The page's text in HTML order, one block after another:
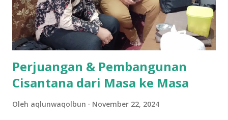
dengan total produksi mencapai 28.966 ton. Daerah ini
dikenal dengan pertanian yang beragam dan kualitas ubi
jalar yang baik, sehingga mampu bersaing dengan ...
Perjuangan & Pembangunan
Cisantana dari Masa ke Masa
Oleh aqlunwaqolbun November 22, 2024